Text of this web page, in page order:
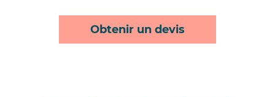
Obtenir un devis